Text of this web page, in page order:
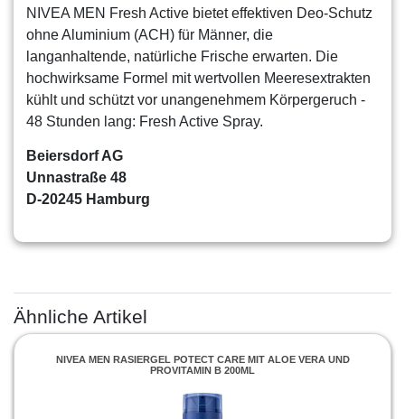
NIVEA MEN Fresh Active bietet effektiven Deo-Schutz
ohne Aluminium (ACH) für Männer, die
langanhaltende, natürliche Frische erwarten. Die
hochwirksame Formel mit wertvollen Meeresextrakten
kühlt und schützt vor unangenehmem Körpergeruch -
48 Stunden lang: Fresh Active Spray.
Beiersdorf AG
Unnastraße 48
D-20245 Hamburg
Ähnliche Artikel
NIVEA MEN RASIERGEL POTECT CARE MIT ALOE VERA UND
PROVITAMIN B 200ML